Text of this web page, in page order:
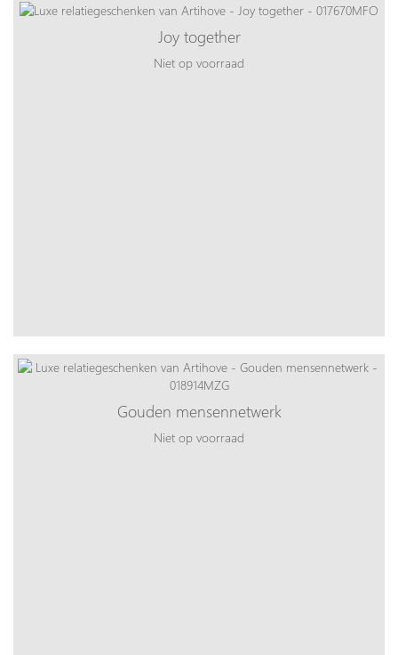
Joy together
Niet op voorraad
Gouden mensennetwerk
Niet op voorraad